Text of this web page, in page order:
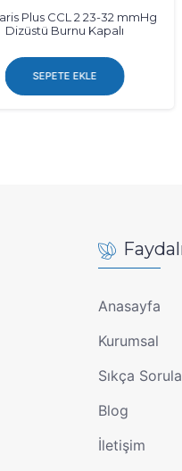
Plus CCL 2 23-32 mmHg
Dizüstü Burnu Kapalı
SEPETE EKLE
Anasayfa
Kurumsal
Sıkça
Blog
İletişim